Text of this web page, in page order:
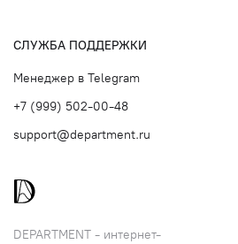
DEPARTMENT - интернет-
СЛУЖБА ПОДДЕРЖКИ
Менеджер в Telegram
+7 (999) 502-00-48
support@department.ru